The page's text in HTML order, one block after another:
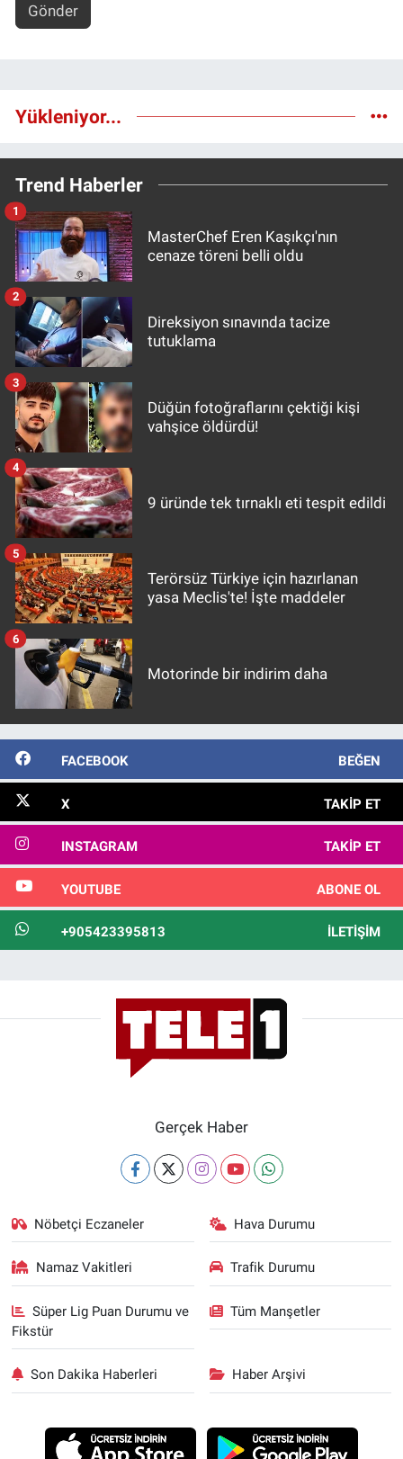
Gönder
Yükleniyor...
Trend Haberler
MasterChef Eren Kaşıkçı'nın
cenaze töreni belli oldu
1
Direksiyon sınavında tacize
tutuklama
2
Düğün fotoğraflarını çektiği kişi
vahşice öldürdü!
3
9 üründe tek tırnaklı eti tespit edildi
4
Terörsüz Türkiye için hazırlanan
yasa Meclis'te! İşte maddeler
5
Motorinde bir indirim daha
6
FACEBOOK BEĞEN
X TAKIP ET
INSTAGRAM TAKIP ET
YOUTUBE ABONE OL
+905423395813 İLETIŞIM
Gerçek Haber
Nöbetçi Eczaneler Hava Durumu
Namaz Vakitleri Trafik Durumu
Süper Lig Puan Durumu ve
Fikstür
Tüm Manşetler
Son Dakika Haberleri Haber Arşivi